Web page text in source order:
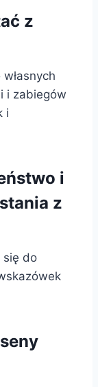
z
i zabiegów
i
i
z
się do